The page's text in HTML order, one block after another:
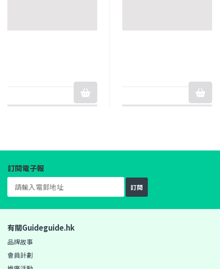
訂閱電子報
訂閱
有關Guideguide.hk
品牌故事
會員計劃